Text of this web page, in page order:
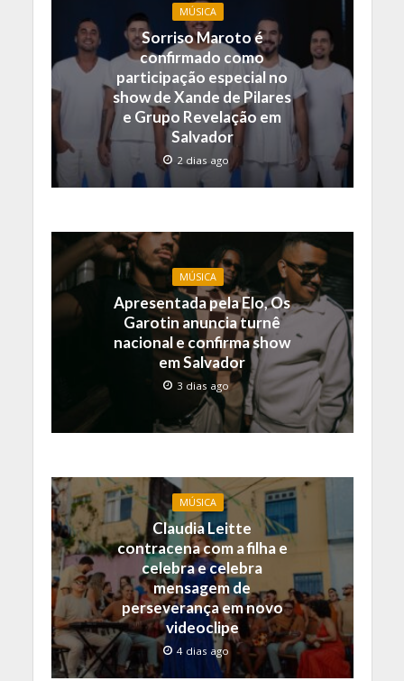
MÚSICA
Sorriso Maroto é
confirmado como
participação especial no
show de Xande de Pilares
e Grupo Revelação em
Salvador
2 dias ago
MÚSICA
Apresentada pela Elo, Os
Garotin anuncia turnê
nacional e confirma show
em Salvador
3 dias ago
MÚSICA
Claudia Leitte
contracena com a filha e
celebra e celebra
mensagem de
perseverança em novo
videoclipe
4 dias ago